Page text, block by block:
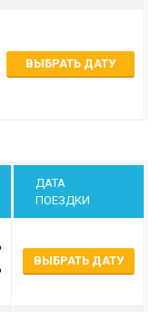
ВЫБРАТЬ ДАТУ
ДАТА
ПОЕЗДКИ
ВЫБРАТЬ ДАТУ